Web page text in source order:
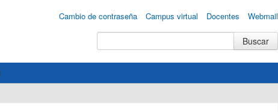
Cambio de contraseña Campus virtual Docentes Webmail